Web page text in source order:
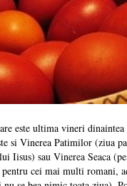
este ultima vineri dinaintea
si Vinerea Patimilor (ziua
Iisus) sau Vinerea Seaca
pentru cei mai multi romani,